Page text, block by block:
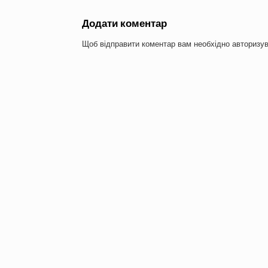
Додати коментар
Щоб відправити коментар вам необхідно